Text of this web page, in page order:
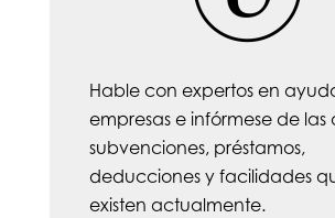
Hable con expertos en
empresas e infórmese de las
subvenciones, préstamos,
deducciones y facilidades
existen actualmente.